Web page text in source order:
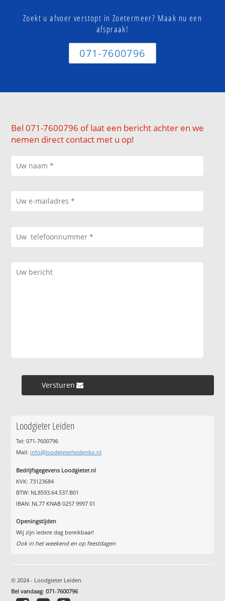
Zoekt u afvoer verstopt in Zoetermeer? Maak nu een
afspraak!
071-7600796
Bel 071-7600796 of laat een bericht achter en we
nemen direct contact met u op!
Versturen »
Loodgieter Leiden
Tel: 071-7600796
Mail: info@loodgieterleidenbv.nl
Bedrijfsgegevens Loodgieter.nl
KVK: 73123684
BTW: NL8593.64.537.B01
IBAN: NL77 KNAB 0257 9997 01
Openingstijden
Wij zijn iedere dag bereikbaar!
Ook in het weekend en op feestdagen
© 2024 - Loodgieter Leiden
Bel vandaag:071-7600796